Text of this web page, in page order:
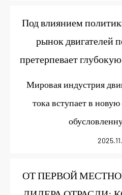
Под влиянием
рынок двигателей
претерпевает
Мировая индустрия
тока вступает в
ОТ ПЕРВОЙ